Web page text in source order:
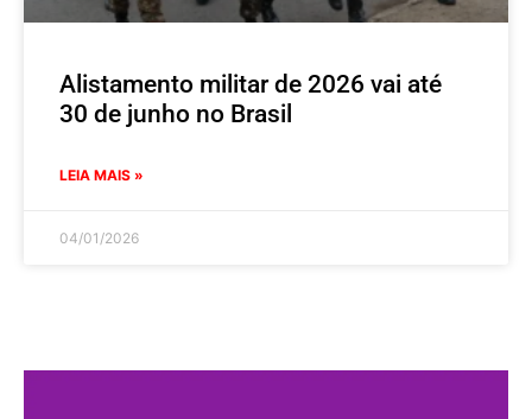
Alistamento militar de 2026 vai até
30 de junho no Brasil
LEIA MAIS »
04/01/2026